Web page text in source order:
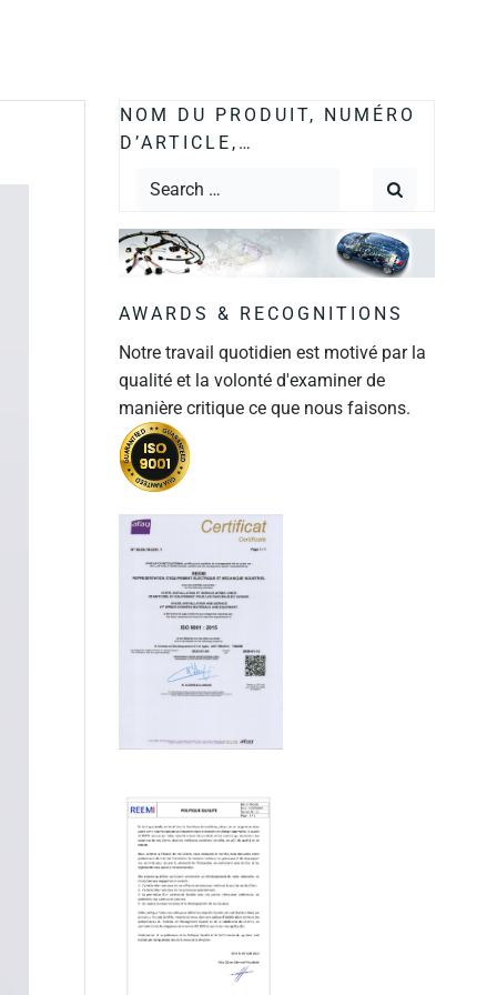
NOM DU PRODUIT, NUMÉRO
D’ARTICLE,…
AWARDS & RECOGNITIONS
Notre travail quotidien est motivé par la
qualité et la volonté d'examiner de
manière critique ce que nous faisons.